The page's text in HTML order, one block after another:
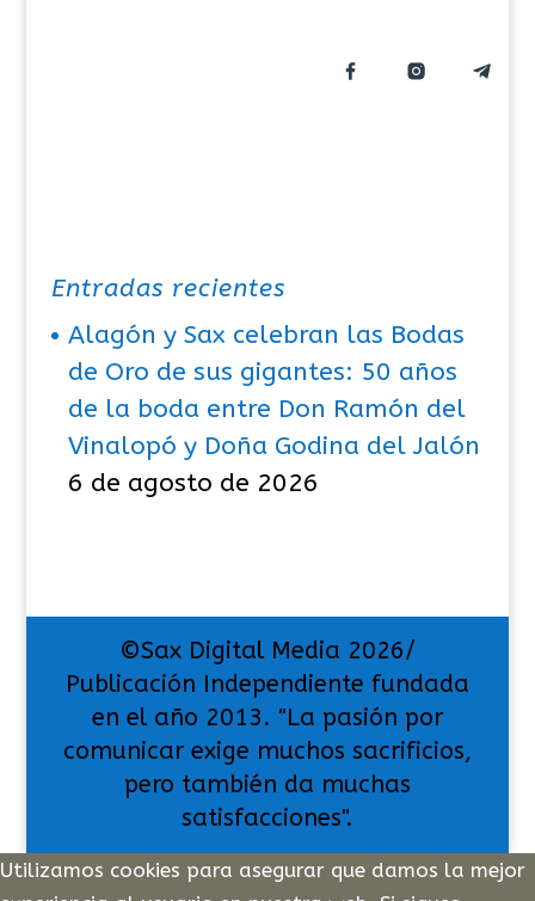
Entradas recientes
Alagón y Sax celebran las Bodas
de Oro de sus gigantes: 50 años
de la boda entre Don Ramón del
Vinalopó y Doña Godina del Jalón
6 de agosto de 2026
©Sax Digital Media 2026/
Publicación Independiente fundada
en el año 2013. "La pasión por
comunicar exige muchos sacrificios,
pero también da muchas
satisfacciones".
Utilizamos cookies para asegurar que damos la mejor